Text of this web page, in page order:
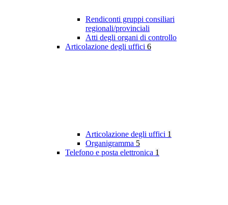
Rendiconti gruppi consiliari
regionali/provinciali
Atti degli organi di controllo
Articolazione degli uffici 6
Articolazione degli uffici 1
Organigramma 5
Telefono e posta elettronica 1